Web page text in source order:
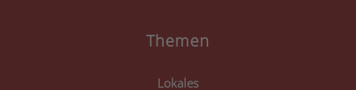
Akzeptieren
Consent Management
Themen
Lokales